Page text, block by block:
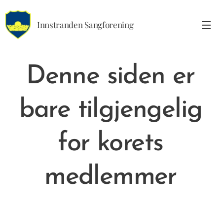
Innstranden Sangforening
Denne siden er
bare tilgjengelig
for korets
medlemmer